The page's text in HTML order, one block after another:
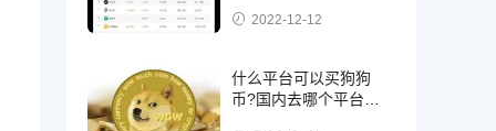
2022-12-12
什么平台可以买狗狗
币?国内去哪个平台买